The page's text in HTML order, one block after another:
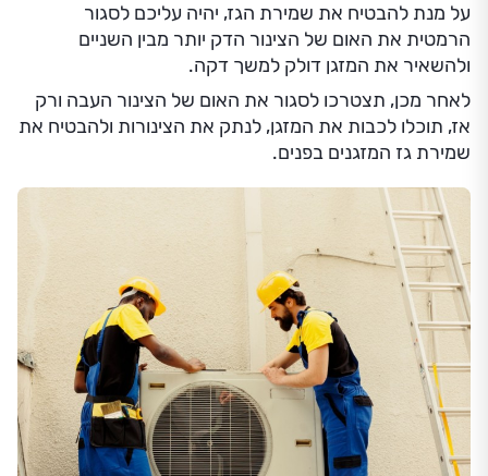
על מנת להבטיח את שמירת הגז, יהיה עליכם לסגור
הרמטית את האום של הצינור הדק יותר מבין השניים
ולהשאיר את המזגן דולק למשך דקה.
לאחר מכן, תצטרכו לסגור את האום של הצינור העבה ורק
אז, תוכלו לכבות את המזגן, לנתק את הצינורות ולהבטיח את
שמירת גז המזגנים בפנים.